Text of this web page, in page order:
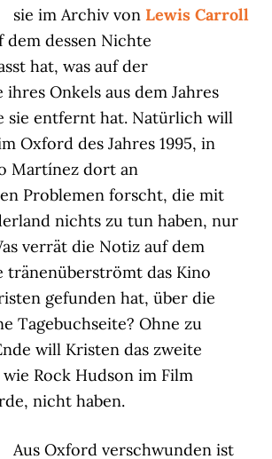
sie im Archiv von Lewis Carroll
dem dessen Nichte
hat, was auf der
ihres Onkels aus dem Jahres
sie entfernt hat. Natürlich will
Oxford des Jahres 1995, in
Martínez dort an
Problemen forscht, die mit
nichts zu tun haben, nur
verrät die Notiz auf dem
tränenüberströmt das Kino
gefunden hat, über die
Tagebuchseite? Ohne zu
will Kristen das zweite
Rock Hudson im Film
nicht haben.
Aus Oxford verschwunden ist